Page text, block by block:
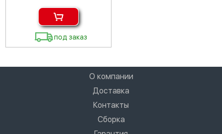
под заказ
О компании
Доставка
Контакты
Сборка